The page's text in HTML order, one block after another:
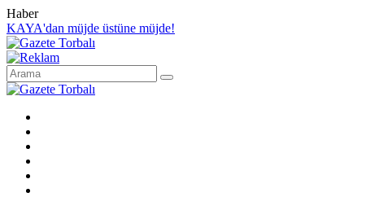
Haber
KAYA'dan müjde üstüne müjde!